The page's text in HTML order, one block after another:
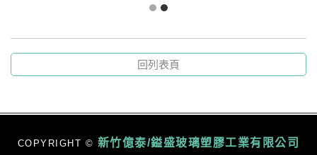
回列表頁
COPYRIGHT © 新竹億泰/鎰盛玻璃塑膠工業有限公司